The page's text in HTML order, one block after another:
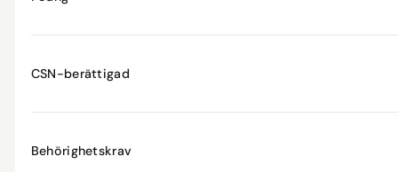
CSN-berättigad
Behörighetskrav